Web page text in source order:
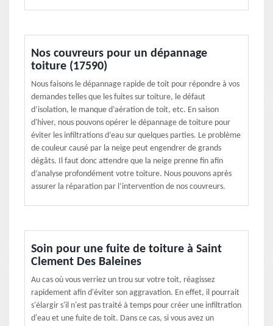
Nos couvreurs pour un dépannage
toiture (17590)
Nous faisons le dépannage rapide de toit pour répondre à vos
demandes telles que les fuites sur toiture, le défaut
d’isolation, le manque d’aération de toit, etc. En saison
d'hiver, nous pouvons opérer le dépannage de toiture pour
éviter les infiltrations d’eau sur quelques parties. Le problème
de couleur causé par la neige peut engendrer de grands
dégâts. Il faut donc attendre que la neige prenne fin afin
d’analyse profondément votre toiture. Nous pouvons après
assurer la réparation par l’intervention de nos couvreurs.
Soin pour une fuite de toiture à Saint
Clement Des Baleines
Au cas où vous verriez un trou sur votre toit, réagissez
rapidement afin d'éviter son aggravation. En effet, il pourrait
s'élargir s'il n'est pas traité à temps pour créer une infiltration
d'eau et une fuite de toit. Dans ce cas, si vous avez un